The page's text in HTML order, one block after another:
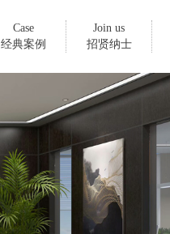
Case
经典案例
Join us
招贤纳士